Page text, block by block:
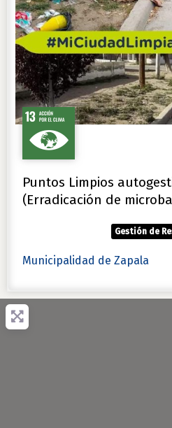
Puntos Limpios
(Erradicación de
Gestión de
Municipalidad de Zapala